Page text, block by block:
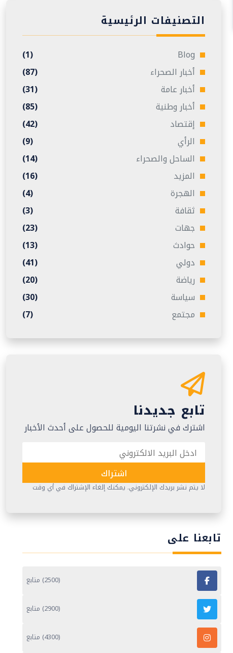
التصنيفات الرئيسية
Blog
(1)
أخبار الصحراء
(87)
أخبار عامة
(31)
أخبار وطنية
(85)
إقتصاد
(42)
الرأي
(9)
الساحل والصحراء
(14)
المزيد
(16)
الهجرة
(4)
ثقافة
(3)
جهات
(23)
حوادث
(13)
دولي
(41)
رياضة
(20)
سياسة
(30)
مجتمع
(7)
تابع جديدنا
اشترك في نشرتنا اليومية للحصول على أحدث الأخبار
اشتراك
لا يتم نشر بريدك الإلكتروني. يمكنك إلغاء الإشتراك في أي وقت
تابعنا على
(2500) متابع
(2900) متابع
(4300) متابع